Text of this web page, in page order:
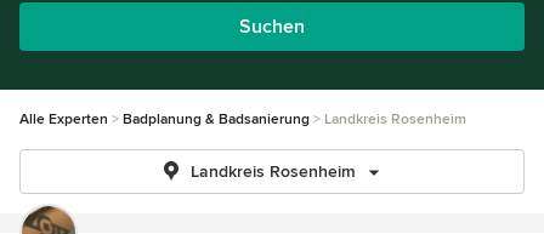
Suchen
Alle Experten Badplanung & Badsanierung Landkreis Rosenheim
Landkreis Rosenheim